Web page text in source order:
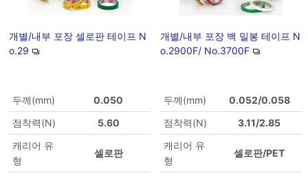
개별/내부 포장 셀로판 테이프 N
o.29
두께(mm)
0.050
점착력(N)
5.60
캐리어 유
형
셀로판
개별/내부 포장 백 밀봉 테이프 N
o.2900F/ No.3700F
두께(mm)
0.052/0.058
점착력(N)
3.11/2.85
캐리어 유
형
셀로판/PET